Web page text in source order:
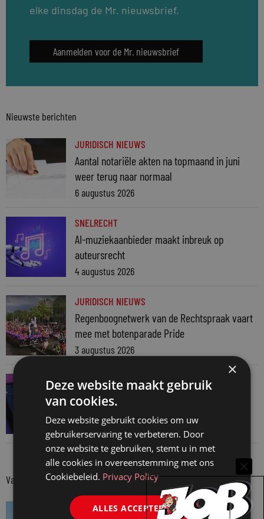
elke dinsdag de Mr. nieuwsbrief.
Aanmelden voor de Mr. nieuwsbrief
Nieuwste berichten
JURIDISCH NIEUWS
Aantal notariële akten na topmaand in juni
weer terug naar normaal
6 augustus 2026
SNELRECHT
AI-muziekaanbieder maakt inbreuk op
auteursrecht
4 augustus 2026
JURIDISCH NIEUWS
Regenboognetwerk van de Rechtspraak vaart
mee met botenparade Pride
3 augustus 2026
JURIDISCH NIEUWS
Verschoningsgerechtigde info gemaakt door
31 juli 2026
Van onze kennispartners
VAN ONZE KENNISPARTNERS
×
Deze website maakt gebruik
van cookies.
Deze website gebruikt cookies om uw
gebruikerservaring te verbeteren. Door
onze website te gebruiken, stemt u in met
alle cookies in overeenstemming met ons
Cookiebeleid. Privacy Policy
ALLES ACCEPTEREN